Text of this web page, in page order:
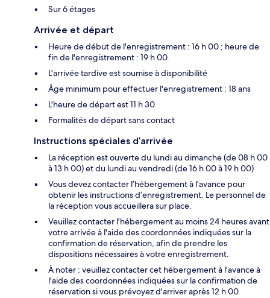
Sur 6 étages
Arrivée et départ
Heure de début de l'enregistrement : 16 h 00 ; heure de
fin de l'enregistrement : 19 h 00.
L'arrivée tardive est soumise à disponibilité
Âge minimum pour effectuer l'enregistrement : 18 ans
L'heure de départ est 11 h 30
Formalités de départ sans contact
Instructions spéciales d’arrivée
La réception est ouverte du lundi au dimanche (de 08 h 00
à 13 h 00) et du lundi au vendredi (de 16 h 00 à 19 h 00)
Vous devez contacter l’hébergement à l’avance pour
obtenir les instructions d’enregistrement. Le personnel de
la réception vous accueillera sur place.
Veuillez contacter l'hébergement au moins 24 heures avant
votre arrivée à l'aide des coordonnées indiquées sur la
confirmation de réservation, afin de prendre les
dispositions nécessaires à votre enregistrement.
À noter : veuillez contacter cet hébergement à l'avance à
l'aide des coordonnées indiquées sur la confirmation de
réservation si vous prévoyez d'arriver après 12 h 00.